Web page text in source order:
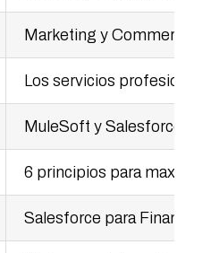
Marketing y Commerce
Los servicios
MuleSoft y Salesforce: La
6 principios para
Salesforce para Financial